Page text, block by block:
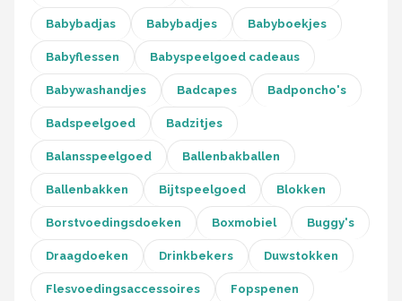
FRIGG
Meyco
Stokke
Done by Deer
Funnies.
Alle merken →
Babybadjas Babybadjes Babyboekjes
Babyflessen Babyspeelgoed cadeaus
Babywashandjes Badcapes Badponcho's
Badspeelgoed Badzitjes
Balansspeelgoed Ballenbakballen
Ballenbakken Bijtspeelgoed Blokken
Borstvoedingsdoeken Boxmobiel Buggy's
Draagdoeken Drinkbekers Duwstokken
Flesvoedingsaccessoires Fopspenen